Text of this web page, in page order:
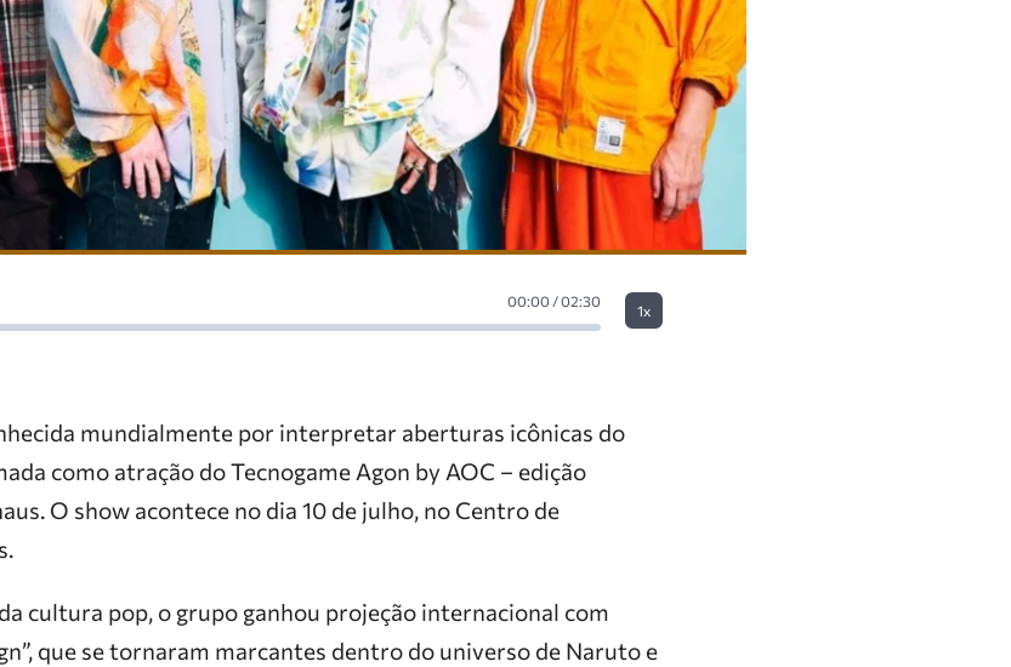
00:00 / 02:30
1x
mundialmente por interpretar aberturas icônicas do
como atração do Tecnogame Agon by AOC – edição
O show acontece no dia 10 de julho, no Centro de
cultura pop, o grupo ganhou projeção internacional com
que se tornaram marcantes dentro do universo de Naruto e